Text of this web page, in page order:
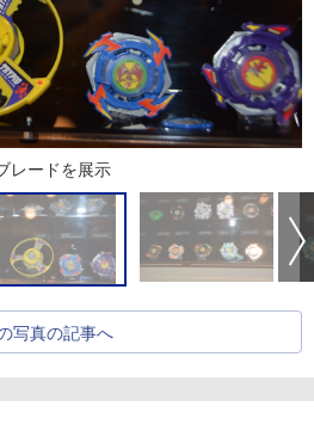
レードを展示
写真の記事へ